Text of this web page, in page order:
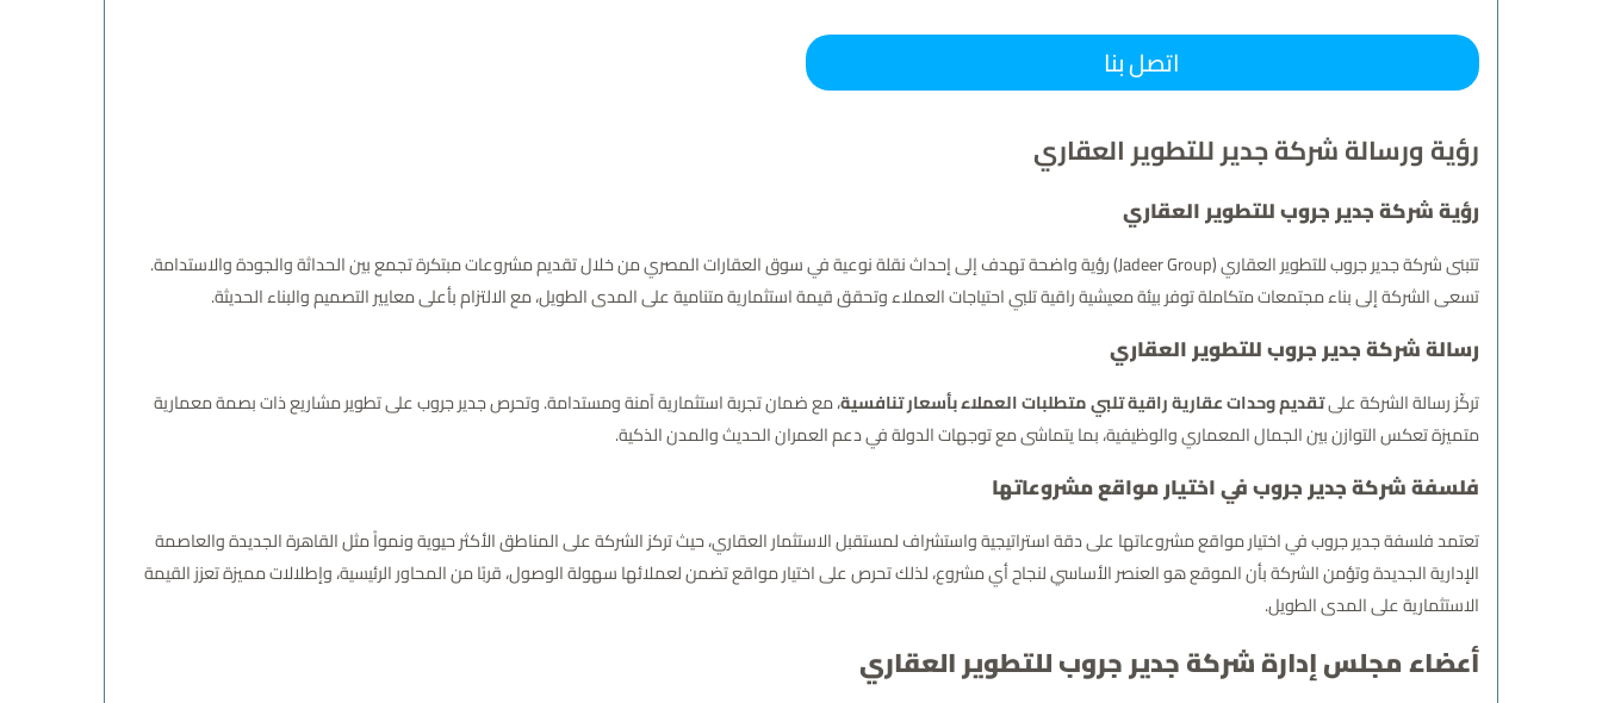
اتصل بنا
رؤية ورسالة شركة جدير للتطوير العقاري
رؤية شركة جدير جروب للتطوير العقاري
تتبنى شركة جدير جروب للتطوير العقاري (Jadeer Group) رؤية واضحة تهدف إلى إحداث نقلة نوعية في سوق العقارات المصري من خلال تقديم مشروعات مبتكرة تجمع بين الحداثة والجودة والاستدامة.
تسعى الشركة إلى بناء مجتمعات متكاملة توفر بيئة معيشية راقية تلبي احتياجات العملاء وتحقق قيمة استثمارية متنامية على المدى الطويل، مع الالتزام بأعلى معايير التصميم والبناء الحديثة.
رسالة شركة جدير جروب للتطوير العقاري
تركّز رسالة الشركة علىتقديم وحدات عقارية راقية تلبي متطلبات العملاء بأسعار تنافسية، مع ضمان تجربة استثمارية آمنة ومستدامة. وتحرص جدير جروب على تطوير مشاريع ذات بصمة معمارية
متميزة تعكس التوازن بين الجمال المعماري والوظيفية، بما يتماشى مع توجهات الدولة في دعم العمران الحديث والمدن الذكية.
فلسفة شركة جدير جروب في اختيار مواقع مشروعاتها
تعتمد فلسفة جدير جروب في اختيار مواقع مشروعاتها على دقة استراتيجية واستشراف لمستقبل الاستثمار العقاري، حيث تركز الشركة على المناطق الأكثر حيوية ونمواً مثل القاهرة الجديدة والعاصمة
الإدارية الجديدة وتؤمن الشركة بأن الموقع هو العنصر الأساسي لنجاح أي مشروع، لذلك تحرص على اختيار مواقع تضمن لعملائها سهولة الوصول، قربًا من المحاور الرئيسية، وإطلالات مميزة تعزز القيمة
الاستثمارية على المدى الطويل.
أعضاء مجلس إدارة شركة جدير جروب للتطوير العقاري